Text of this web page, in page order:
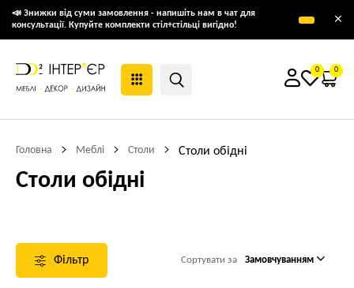
📣 Знижки від суми замовлення - напишіть нам в чат для
консультації. Купуйте комплекти стіл+стільці вигідно!
×
0 0
Головна Меблі Столи Столи обідні
Столи обідні
Фільтр Сортувати за Замовчуванням